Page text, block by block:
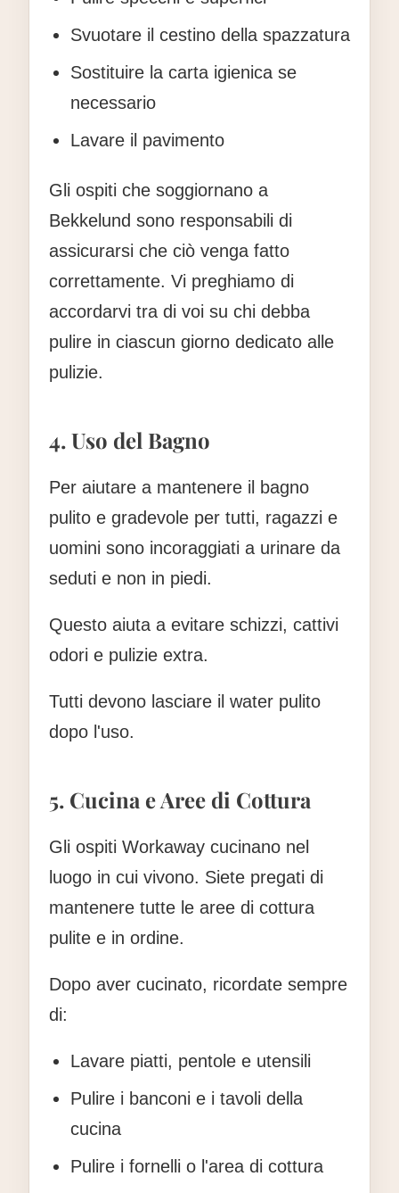
Svuotare il cestino della spazzatura
Sostituire la carta igienica se
necessario
Lavare il pavimento
Gli ospiti che soggiornano a
Bekkelund sono responsabili di
assicurarsi che ciò venga fatto
correttamente. Vi preghiamo di
accordarvi tra di voi su chi debba
pulire in ciascun giorno dedicato alle
pulizie.
4. Uso del Bagno
Per aiutare a mantenere il bagno
pulito e gradevole per tutti, ragazzi e
uomini sono incoraggiati a urinare da
seduti e non in piedi.
Questo aiuta a evitare schizzi, cattivi
odori e pulizie extra.
Tutti devono lasciare il water pulito
dopo l'uso.
5. Cucina e Aree di Cottura
Gli ospiti Workaway cucinano nel
luogo in cui vivono. Siete pregati di
mantenere tutte le aree di cottura
pulite e in ordine.
Dopo aver cucinato, ricordate sempre
di:
Lavare piatti, pentole e utensili
Pulire i banconi e i tavoli della
cucina
Pulire i fornelli o l'area di cottura